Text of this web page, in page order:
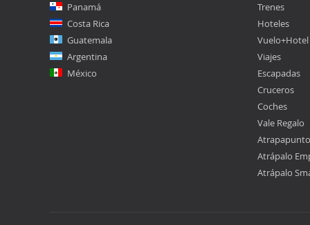
Panamá
Costa Rica
Guatemala
Argentina
México
Trenes
Hoteles
Vuelo+Hotel
Viajes
Escapadas
Cruceros
Coches
Vale Regalo
Atrápalo
Atrápalo